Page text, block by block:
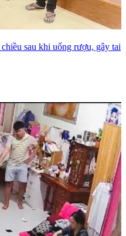
sau khi uống rượu, gây tai